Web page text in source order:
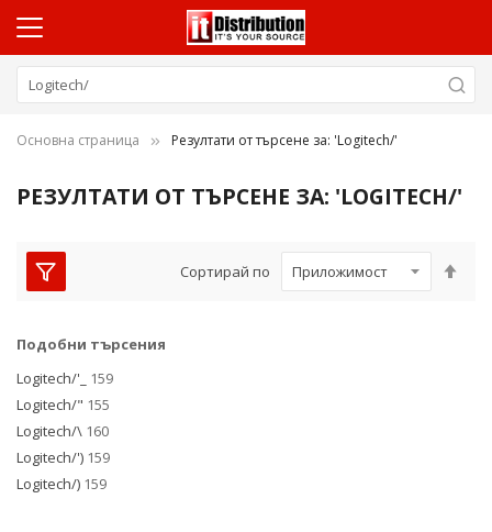
Основна страница Резултати от търсене за: 'Logitech/'
РЕЗУЛТАТИ ОТ ТЪРСЕНЕ ЗА: 'LOGITECH/'
Сортирай по
Подобни търсения
Logitech/'_
159
Logitech/" 155
Logitech/\ 160
Logitech/') 159
Logitech/) 159